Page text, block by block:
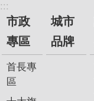
:::
市政
專區
首長專
區
城市
品牌